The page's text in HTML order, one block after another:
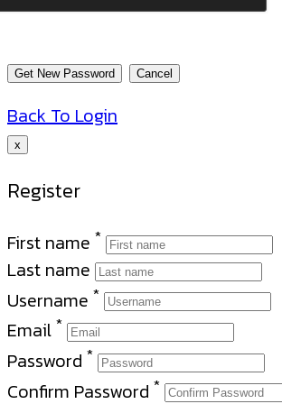
Back To Login
x
Register
First name *
Last name
Username *
Email *
Password *
Confirm Password *